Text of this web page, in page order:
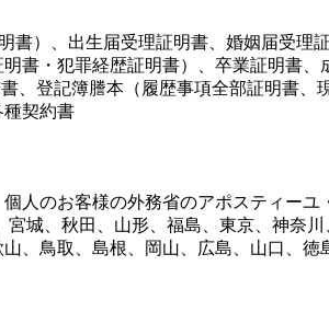
）、出生届受理証明書、婚姻届受理
書・犯罪経歴証明書）、卒業証明書、
書、登記簿謄本（履歴事項全部証明書
種契約書
のお客様の外務省のアポスティー
城、秋田、山形、福島、東京、神奈
、鳥取、島根、岡山、広島、山口、